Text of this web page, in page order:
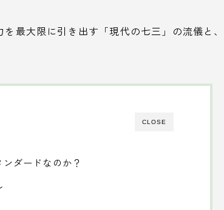
最大限に引き出す「現代の七三」の流儀と、
CLOSE
ダードなのか？